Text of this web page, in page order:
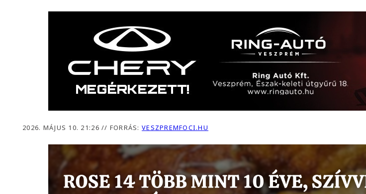
2026. MÁJUS 10. 21:26// FORRÁS:VESZPREMFOCI.HU